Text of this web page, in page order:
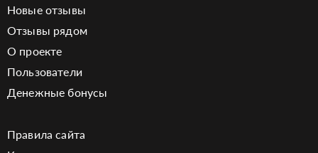
Новые отзывы
Отзывы рядом
О проекте
Пользователи
Денежные бонусы
Правила сайта